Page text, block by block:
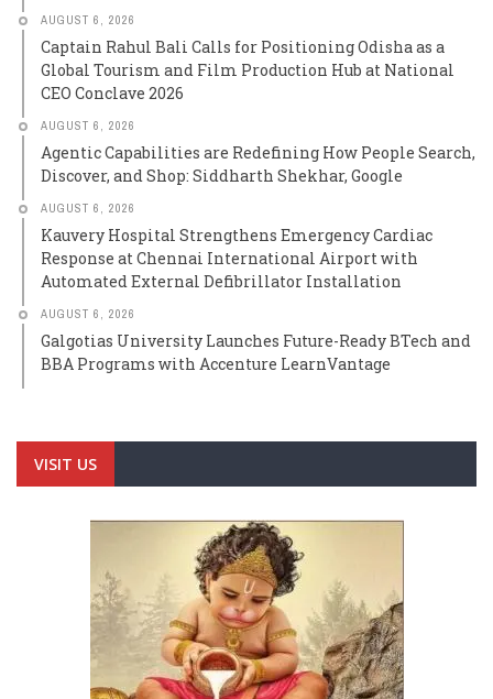
AUGUST 6, 2026
Captain Rahul Bali Calls for Positioning Odisha as a
Global Tourism and Film Production Hub at National
CEO Conclave 2026
AUGUST 6, 2026
Agentic Capabilities are Redefining How People Search,
Discover, and Shop: Siddharth Shekhar, Google
AUGUST 6, 2026
Kauvery Hospital Strengthens Emergency Cardiac
Response at Chennai International Airport with
Automated External Defibrillator Installation
AUGUST 6, 2026
Galgotias University Launches Future-Ready BTech and
BBA Programs with Accenture LearnVantage
VISIT US